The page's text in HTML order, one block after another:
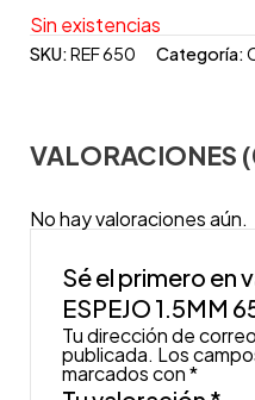
Sin existencias
SKU:REF 650 Categoría:
VALORACIONES
No hay valoraciones aún.
Sé el primero en
ESPEJO 1.5MM
Tu dirección de
publicada. Los
marcados con*